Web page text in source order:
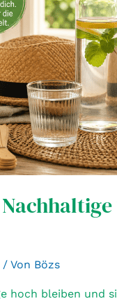
/ Von Bözs
hoch bleiben und